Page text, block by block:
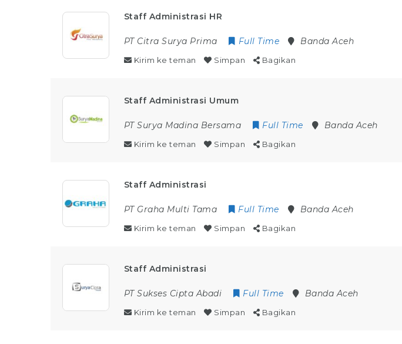
Staff Administrasi HR
PT Citra Surya Prima Full Time Banda Aceh
Kirim ke teman Simpan Bagikan
Staff Administrasi Umum
PT Surya Madina Bersama Full Time Banda Aceh
Kirim ke teman Simpan Bagikan
Staff Administrasi
PT Graha Multi Tama Full Time Banda Aceh
Kirim ke teman Simpan Bagikan
Staff Administrasi
PT Sukses Cipta Abadi Full Time Banda Aceh
Kirim ke teman Simpan Bagikan